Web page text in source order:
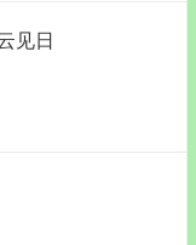
见日